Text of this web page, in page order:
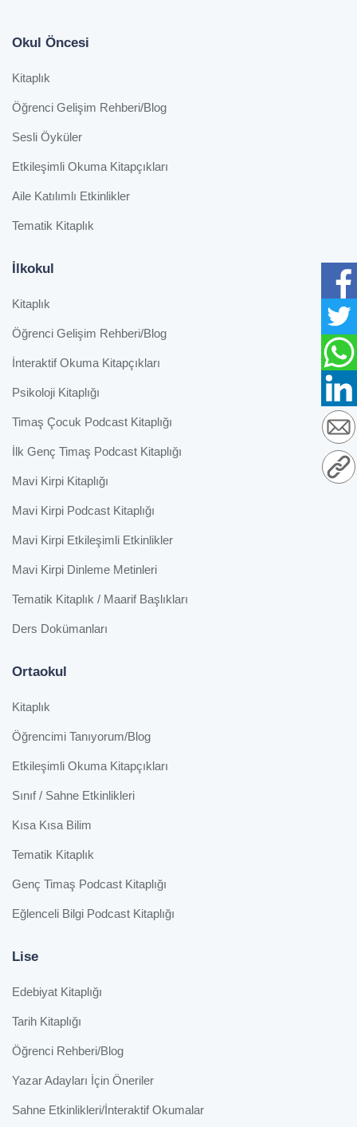
Okul Öncesi
Kitaplık
Öğrenci Gelişim Rehberi/Blog
Sesli Öyküler
Etkileşimli Okuma Kitapçıkları
Aile Katılımlı Etkinlikler
Tematik Kitaplık
İlkokul
Kitaplık
Öğrenci Gelişim Rehberi/Blog
İnteraktif Okuma Kitapçıkları
Psikoloji Kitaplığı
Timaş Çocuk Podcast Kitaplığı
İlk Genç Timaş Podcast Kitaplığı
Mavi Kirpi Kitaplığı
Mavi Kirpi Podcast Kitaplığı
Mavi Kirpi Etkileşimli Etkinlikler
Mavi Kirpi Dinleme Metinleri
Tematik Kitaplık / Maarif Başlıkları
Ders Dokümanları
Ortaokul
Kitaplık
Öğrencimi Tanıyorum/Blog
Etkileşimli Okuma Kitapçıkları
Sınıf / Sahne Etkinlikleri
Kısa Kısa Bilim
Tematik Kitaplık
Genç Timaş Podcast Kitaplığı
Eğlenceli Bilgi Podcast Kitaplığı
Lise
Edebiyat Kitaplığı
Tarih Kitaplığı
Öğrenci Rehberi/Blog
Yazar Adayları İçin Öneriler
Sahne Etkinlikleri/İnteraktif Okumalar